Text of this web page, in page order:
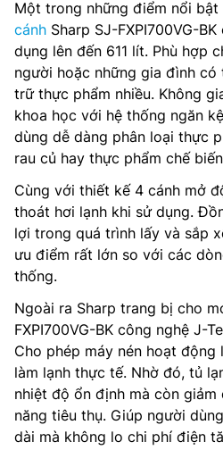
Một trong những điểm nổi bật
cánh Sharp SJ-FXPI700VG-
dụng lên đến 611 lít. Phù hợp
người hoặc những gia đình có
trữ thực phẩm nhiều. Không
khoa học với hệ thống ngăn
dùng dễ dàng phân loại thực
rau củ hay thực phẩm chế
Cùng với thiết kế 4 cánh mở
thoát hơi lạnh khi sử dụng.
lợi trong quá trình lấy và sắp
ưu điểm rất lớn so với các
thống.
Ngoài ra Sharp trang bị cho
FXPI700VG-BK công nghệ J-
Cho phép máy nén hoạt động
làm lạnh thực tế. Nhờ đó, tủ
nhiệt độ ổn định mà còn
năng tiêu thụ. Giúp người
dài mà không lo chi phí điện